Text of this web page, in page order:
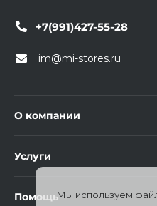
недели
+7(991)427-55-28
im@mi-stores.ru
О компании
Услуги
ПомощьМы используем